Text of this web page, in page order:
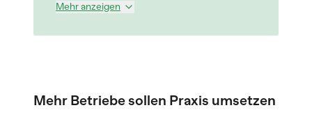
Mehr anzeigen
Mehr Betriebe sollen Praxis umsetzen